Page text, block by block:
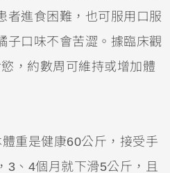
者進食困難，也可服用口服
子口味不會苦澀。據臨床觀
，約數周可維持或增加體
重是健康60公斤，接受手
3、4個月就下滑5公斤，且